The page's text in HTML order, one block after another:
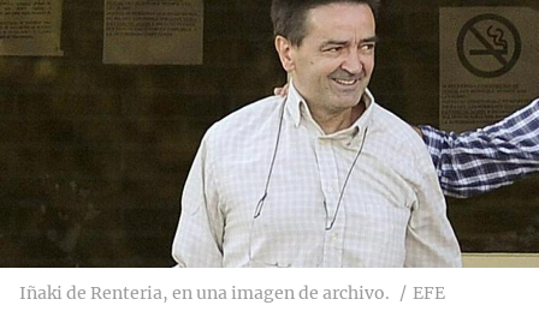
Iñaki de Renteria, en una imagen de archivo. EFE